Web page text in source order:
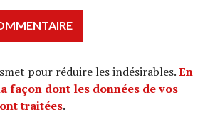
pour réduire les indésirables.En
façon dont les données de vos
traitées.